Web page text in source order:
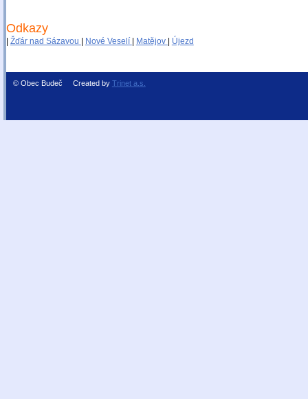
Odkazy
Žďár nad Sázavou Nové Veselí Matějov Újezd
© Obec Budeč Created by Trinet a.s.